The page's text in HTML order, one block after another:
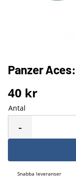
Panzer
40 kr
Antal
-
Snabba leveranser